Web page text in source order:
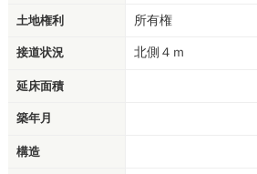
土地権利 所有権
接道状況 北側４ｍ
延床面積
築年月
構造